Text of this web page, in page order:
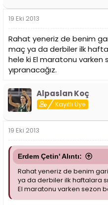
19 Eki 2013
Rahat yeneriz de benim
maç ya da derbiler ilk
hele ki El maratonu varken
yıpranacağız.
Alpaslan Koç
Kayıtlı Üye
19 Eki 2013
Erdem Çetin' Alıntı:
Rahat yeneriz de benim
ya da derbiler ilk haftalara
El maratonu varken sezon